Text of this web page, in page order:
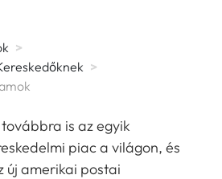
>
>
is az egyik
piac a világon, és
új amerikai postai